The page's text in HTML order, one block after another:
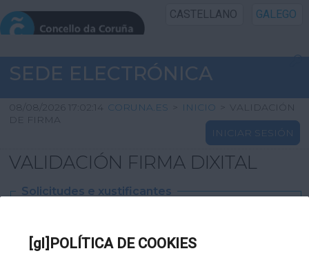
[gl]POLÍTICA DE COOKIES
CASTELLANO GALEGO
INICIO SEDE
INICIO
INFORMACIÓN PÚBLICA
SEDE ELECTRÓNICA
08/08/2026 17:02:14 CORUNA.ES > INICIO >
VALIDACIÓN
DE FIRMA
INICIAR SESIÓN
VALIDACIÓN FIRMA DIXITAL
Solicitudes e xustificantes
XML